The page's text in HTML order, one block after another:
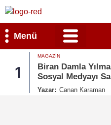
Menü
1
MAGAZIN
Biran Damla
Sosyal Medyayı
Yazar: Canan Karaman